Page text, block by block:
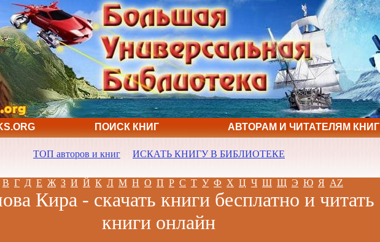
ПОИСК КНИГ АВТОРАМ И ЧИТАТЕЛЯМ КНИГ
ТОП авторов и книг ИСКАТЬ КНИГУ В БИБЛИОТЕКЕ
В Г Д Е Ж З И Й К Л М Н О П Р С Т У Ф Х Ц Ч Ш Щ Э Ю Я AZ
Кира - скачать книги бесплатно и читать
книги онлайн